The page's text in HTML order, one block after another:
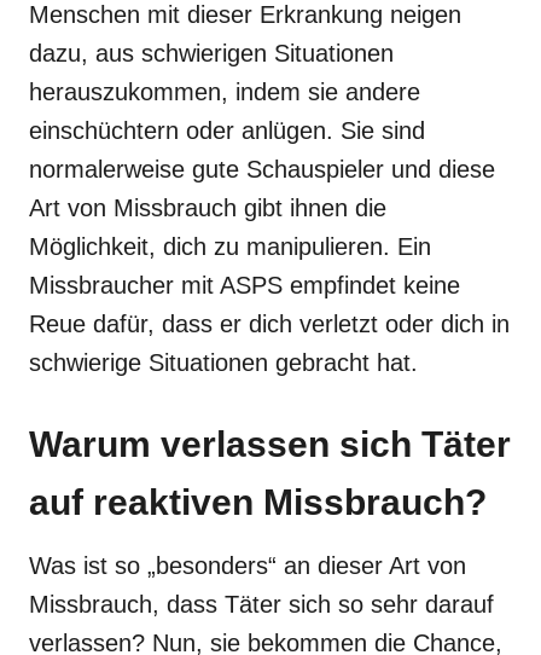
Menschen mit dieser Erkrankung neigen
dazu, aus schwierigen Situationen
herauszukommen, indem sie andere
einschüchtern oder anlügen. Sie sind
normalerweise gute Schauspieler und diese
Art von Missbrauch gibt ihnen die
Möglichkeit, dich zu manipulieren. Ein
Missbraucher mit ASPS empfindet keine
Reue dafür, dass er dich verletzt oder dich in
schwierige Situationen gebracht hat.
Warum verlassen sich Täter
auf reaktiven Missbrauch?
Was ist so „besonders“ an dieser Art von
Missbrauch, dass Täter sich so sehr darauf
verlassen? Nun, sie bekommen die Chance,